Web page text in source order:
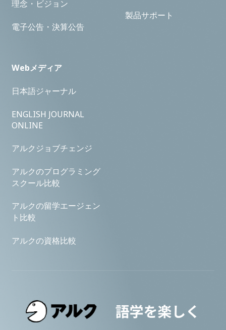
理念・ビジョン
電子公告・決算公告
製品サポート
Webメディア
日本語ジャーナル
ENGLISH JOURNAL
ONLINE
アルクジョブチェンジ
アルクのプログラミング
スクール比較
アルクの留学エージェン
ト比較
アルクの資格比較